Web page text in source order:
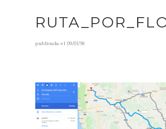
publicada el 09/01/18